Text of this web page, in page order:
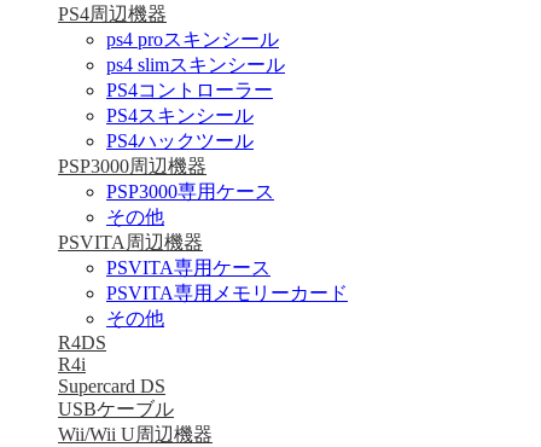
PS4周辺機器
ps4 proスキンシール
ps4 slimスキンシール
PS4コントローラー
PS4スキンシール
PS4ハックツール
PSP3000周辺機器
PSP3000専用ケース
その他
PSVITA周辺機器
PSVITA専用ケース
PSVITA専用メモリーカード
その他
R4DS
R4i
Supercard DS
USBケーブル
Wii/Wii U周辺機器